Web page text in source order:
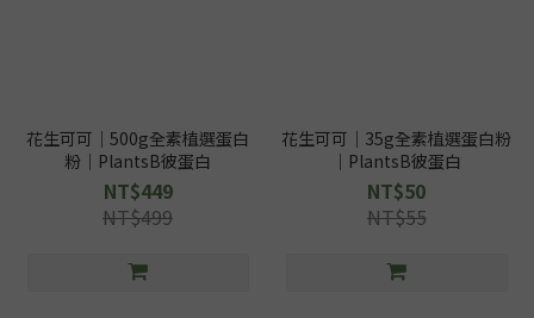
花生可可｜500g全素植選蛋白
粉｜PlantsB彼蛋白
NT$449
NT$499
花生可可｜35g全素植選蛋白粉
｜PlantsB彼蛋白
NT$50
NT$55